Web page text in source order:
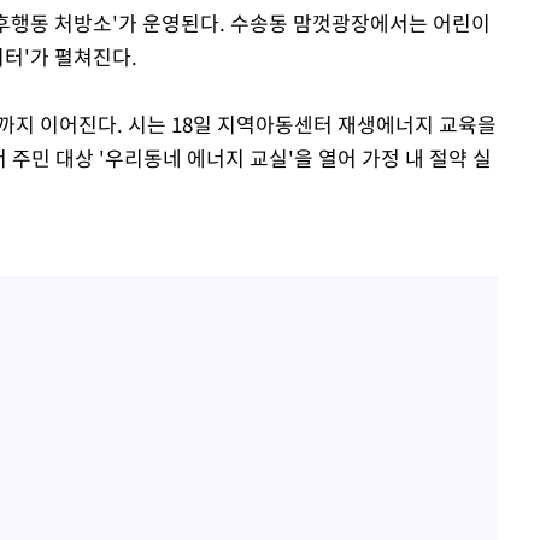
동 처방소'가 운영된다. 수송동 맘껏광장에서는 어린이
'가 펼쳐진다.
이어진다. 시는 18일 지역아동센터 재생에너지 교육을
민 대상 '우리동네 에너지 교실'을 열어 가정 내 절약 실